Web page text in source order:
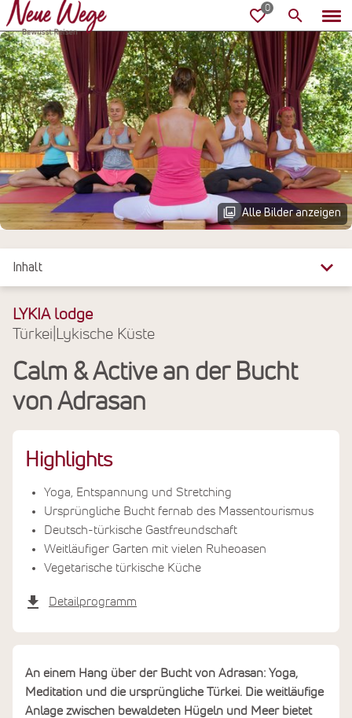
Alle Bilder anzeigen
Inhalt
Überblick
Reiseinfos
Leistungen
LYKIA lodge
Türkei Lykische Küste
Calm & Active an der Bucht
von Adrasan
Highlights
Yoga, Entspannung und Stretching
Ursprüngliche Bucht fernab des Massentourismus
Deutsch-türkische Gastfreundschaft
Weitläufiger Garten mit vielen Ruheoasen
Vegetarische türkische Küche
Detailprogramm
An einem Hang über der Bucht von Adrasan: Yoga,
Meditation und die ursprüngliche Türkei. Die weitläufige
Anlage zwischen bewaldeten Hügeln und Meer bietet